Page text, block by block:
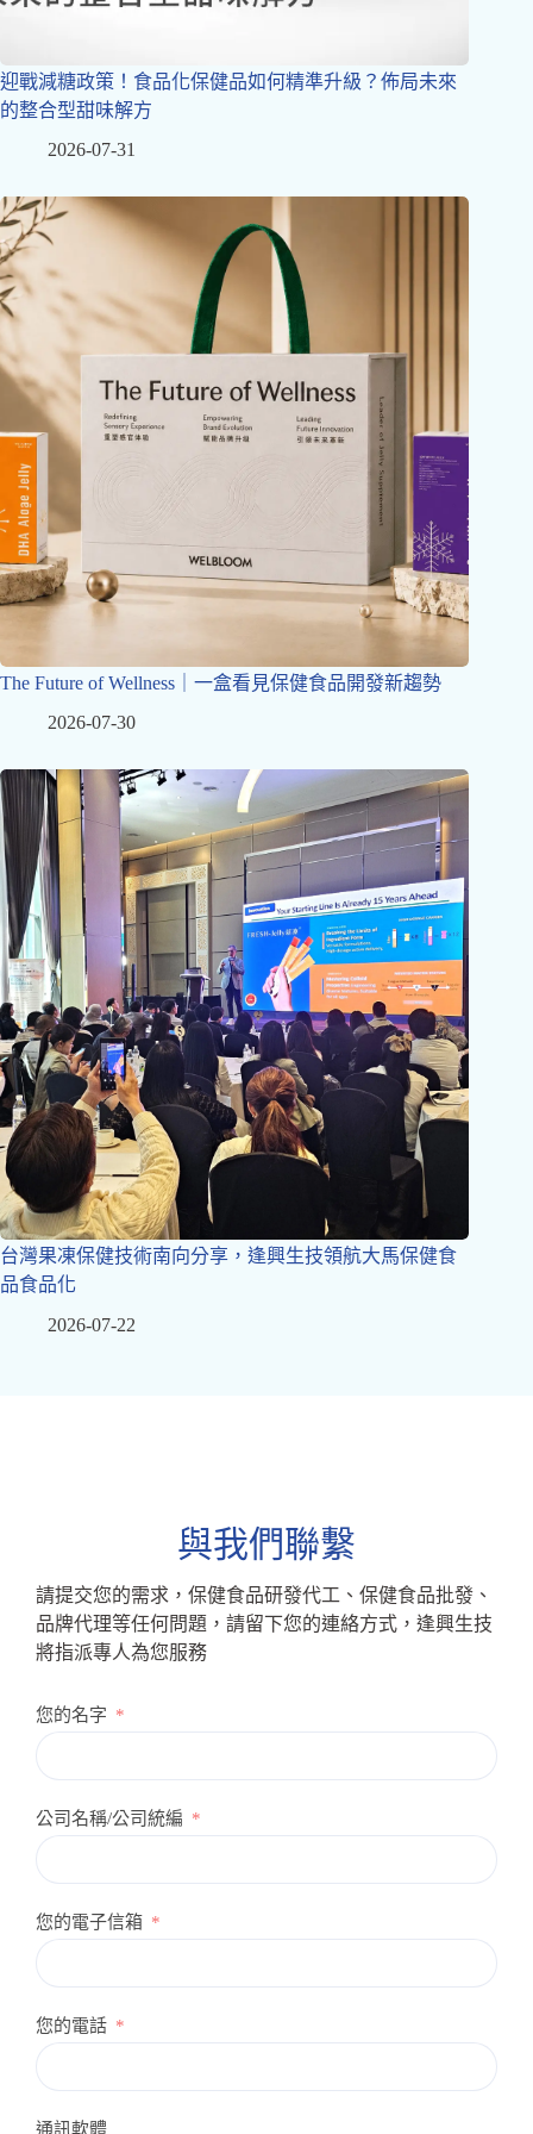
迎戰減糖政策！食品化保健品如何精準升級？佈局未來
的整合型甜味解方
2026-07-31
The Future of Wellness｜一盒看見保健食品開發新趨勢
2026-07-30
台灣果凍保健技術南向分享，逢興生技領航大馬保健食
品食品化
2026-07-22
與我們聯繫
請提交您的需求，保健食品研發代工、保健食品批發、
品牌代理等任何問題，請留下您的連絡方式，逢興生技
將指派專人為您服務
您的名字
公司名稱/公司統編
您的電子信箱
您的電話
通訊軟體